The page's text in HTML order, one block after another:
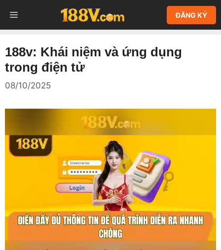
đến
nội
ĐĂNG KÝ
MENU
188v: Khái niệm và ứng dụng
trong điện tử
08/10/2025